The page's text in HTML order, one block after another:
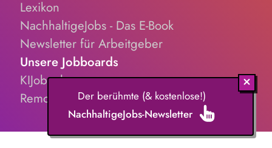
Lexikon
NachhaltigeJobs - Das E-Book
Newsletter für Arbeitgeber
Unsere Jobboards
KIJobs.de
RemoteJobs.deDer berühmte (& kostenlose!)
NachhaltigeJobs-Newsletter